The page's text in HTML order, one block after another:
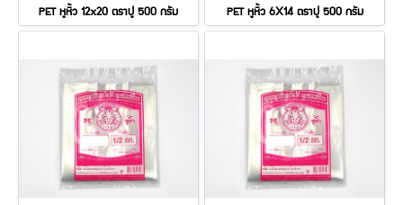
PET หูหิ้ว 12x20 ตราปู 500 กรัม PET หูหิ้ว 6X14 ตราปู 500 กรัม